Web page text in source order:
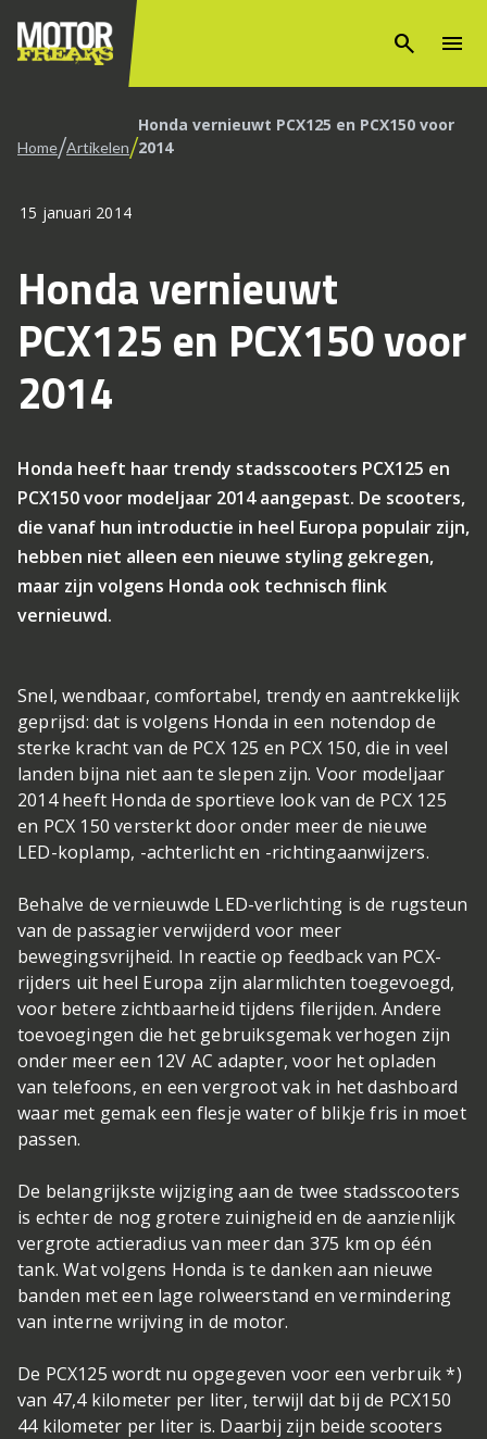
search menu
Home/Artikelen/Honda vernieuwt PCX125 en PCX150 voor
2014
15 januari 2014
Honda vernieuwt
PCX125 en PCX150 voor
2014
Honda heeft haar trendy stadsscooters PCX125 en
PCX150 voor modeljaar 2014 aangepast. De scooters,
die vanaf hun introductie in heel Europa populair zijn,
hebben niet alleen een nieuwe styling gekregen,
maar zijn volgens Honda ook technisch flink
vernieuwd.
Snel, wendbaar, comfortabel, trendy en aantrekkelijk
geprijsd: dat is volgens Honda in een notendop de
sterke kracht van de PCX 125 en PCX 150, die in veel
landen bijna niet aan te slepen zijn. Voor modeljaar
2014 heeft Honda de sportieve look van de PCX 125
en PCX 150 versterkt door onder meer de nieuwe
LED-koplamp, -achterlicht en -richtingaanwijzers.
Behalve de vernieuwde LED-verlichting is de rugsteun
van de passagier verwijderd voor meer
bewegingsvrijheid. In reactie op feedback van PCX-
rijders uit heel Europa zijn alarmlichten toegevoegd,
voor betere zichtbaarheid tijdens filerijden. Andere
toevoegingen die het gebruiksgemak verhogen zijn
onder meer een 12V AC adapter, voor het opladen
van telefoons, en een vergroot vak in het dashboard
waar met gemak een flesje water of blikje fris in moet
passen.
De belangrijkste wijziging aan de twee stadsscooters
is echter de nog grotere zuinigheid en de aanzienlijk
vergrote actieradius van meer dan 375 km op één
tank. Wat volgens Honda is te danken aan nieuwe
banden met een lage rolweerstand en vermindering
van interne wrijving in de motor.
De PCX125 wordt nu opgegeven voor een verbruik *)
van 47,4 kilometer per liter, terwijl dat bij de PCX150
44 kilometer per liter is. Daarbij zijn beide scooters